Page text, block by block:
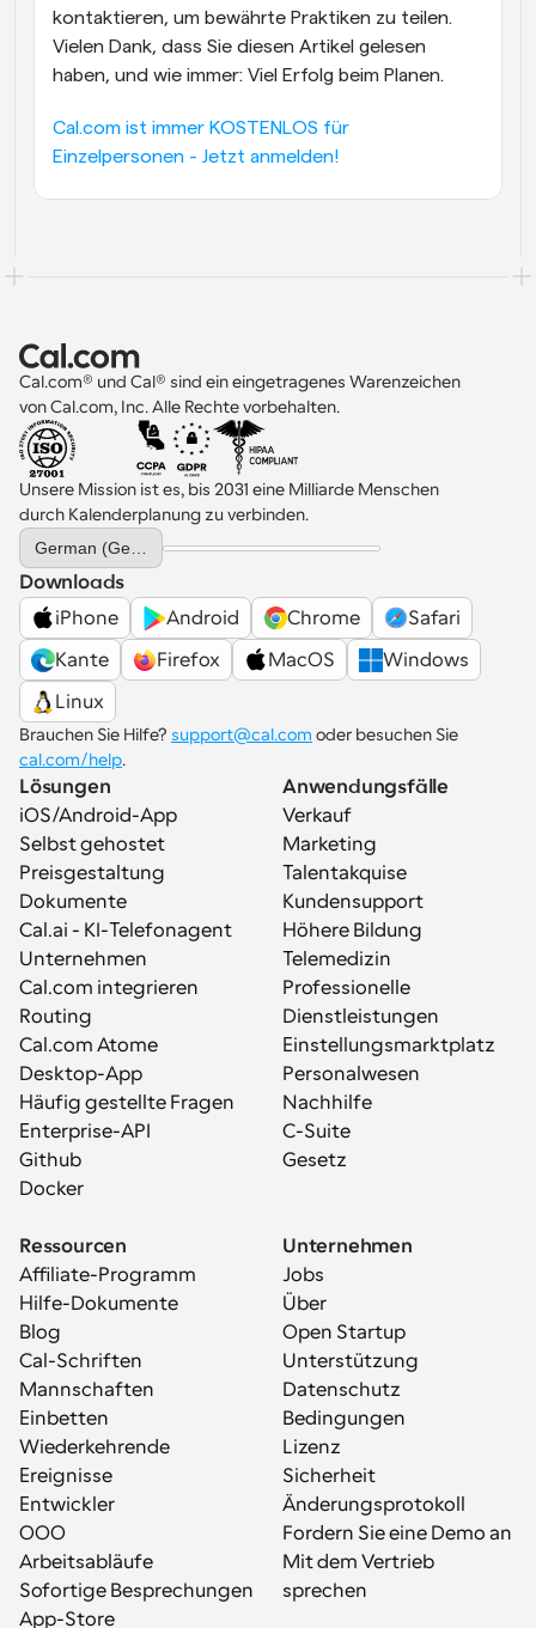
kontaktieren, um bewährte Praktiken zu teilen.
Vielen Dank, dass Sie diesen Artikel gelesen
haben, und wie immer: Viel Erfolg beim Planen.
Cal.com ist immer KOSTENLOS für
Einzelpersonen - Jetzt anmelden!
Cal.com® und Cal® sind ein eingetragenes Warenzeichen
von Cal.com, Inc. Alle Rechte vorbehalten.
Unsere Mission ist es, bis 2031 eine Milliarde Menschen
durch Kalenderplanung zu verbinden.
Select Language
Downloads
iPhone
Android Chrome
Safari
Kante
Firefox MacOS
Windows
Linux
Brauchen Sie Hilfe? support@cal.com
cal.com/help.
Lösungen
iOS/Android-App
Selbst gehostet
Preisgestaltung
Dokumente
Cal.ai - KI-Telefonagent
Unternehmen
Cal.com integrieren
Routing
Cal.com Atome
Desktop-App
Häufig gestellte Fragen
Enterprise-API
Github
Docker
Anwendungsfälle
Verkauf
Marketing
Talentakquise
Kundensupport
Höhere Bildung
Telemedizin
Professionelle
Dienstleistungen
Einstellungsmarktplatz
Personalwesen
Nachhilfe
C-Suite
Gesetz
Ressourcen
Affiliate-Programm
Hilfe-Dokumente
Blog
Cal-Schriften
Mannschaften
Einbetten
Wiederkehrende
Ereignisse
Entwickler
OOO
Arbeitsabläufe
Sofortige Besprechungen
App-Store
Unternehmen
Jobs
Über
Open Startup
Unterstützung
Datenschutz
Bedingungen
Lizenz
Sicherheit
Änderungsprotokoll
Fordern Sie eine Demo an
Mit dem Vertrieb
sprechen